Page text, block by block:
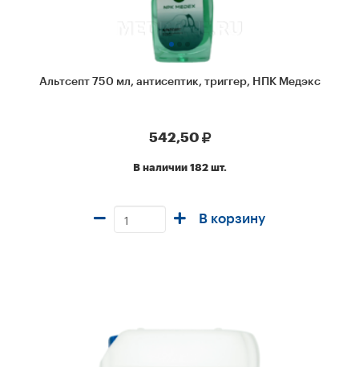
Альтсепт 750 мл, антисептик, триггер, НПК Медэкс
542,50
В наличии 182 шт.
В корзину